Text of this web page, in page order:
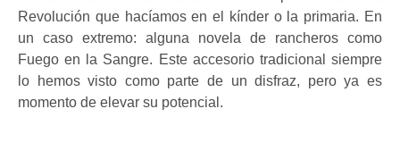
Revolución que hacíamos en el kínder o la primaria. En
un caso extremo: alguna novela de rancheros como
Fuego en la Sangre. Este accesorio tradicional siempre
lo hemos visto como parte de un disfraz, pero ya es
momento de elevar su potencial.